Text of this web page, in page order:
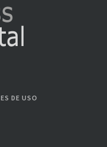
DE USO